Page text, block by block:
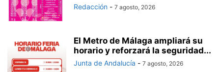
Redacción - 7 agosto, 2026
El Metro de Málaga ampliará su
horario y reforzará la seguridad...
Junta de Andalucía - 7 agosto, 2026